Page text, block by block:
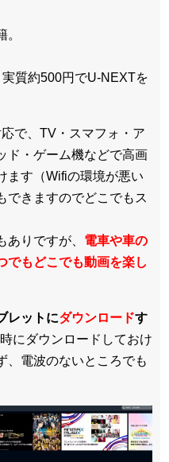
質約500円でU-NEXTを
で、TV・スマフォ・ア
ド・ゲーム機などで高画
ます（Wifiの環境が悪い
できますのでどこでもス
りですが、 電車や車の
でもどこでも動画を楽し
レットにダウンロードす
にダウンロードしておけ
、電波のないところでも